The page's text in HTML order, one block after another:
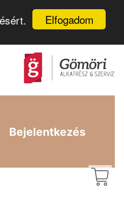
Elfogadom
Bejelentkezés